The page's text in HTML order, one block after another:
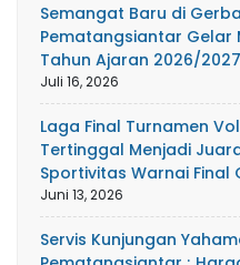
Semangat Baru di
Pematangsiantar Gelar
Tahun Ajaran 2026/2027
Juli 16, 2026
Laga Final Turnamen
Tertinggal Menjadi
Sportivitas Warnai Final
Juni 13, 2026
Servis Kunjungan